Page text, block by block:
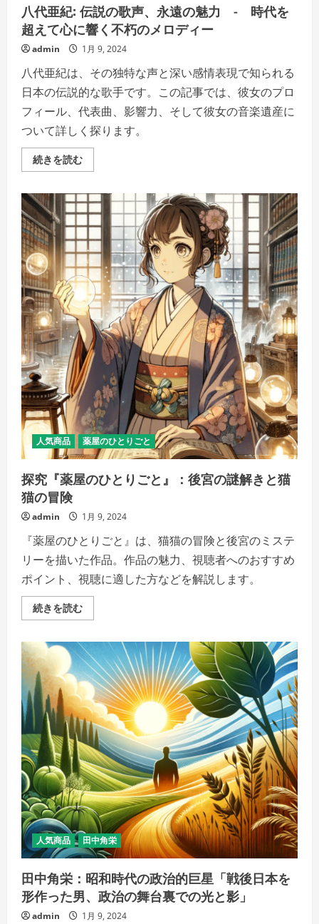
ド
メ
イ
ン
で
始
る」
の
詳
細
を
ご
覧
く
だ
八代亜紀: 伝説の歌声、永遠の魅力 - 時代を
超えて心に響く不朽のメロディー
admin 1月 9, 2024
八代亜紀は、その独特な声と深い感情表現で知られる
日本の伝説的な歌手です。この記事では、彼女のプロ
フィール、代表曲、影響力、そして彼女の音楽遺産に
ついて詳しく探ります。
続きを読む八
代
伝
説
の
歌
声、
永
遠
の
魅
力 -
時
代
を
超
え
て
心
に
響
く
不
朽
の
メ
ロ
デ
ィ
の
詳
ご
く
だ
さ
い
人気商品 薬屋のひとりごと
探究『薬屋のひとりごと』：後宮の謎解きと猫
猫の冒険
admin 1月 9, 2024
『薬屋のひとりごと』は、猫猫の冒険と後宮のミステ
リーを描いた作品。作品の魅力、視聴者へのおすすめ
ポイント、視聴に適した方などを解説します。
続きを読む探
究
の
ひ
と
り
ご
と』：
後
宮
の
謎
解
き
と
猫
猫
の
冒
険
の
詳
細
を
覧
く
だ
さ
い
人気商品 田中角栄
田中角栄：昭和時代の政治的巨星「戦後日本を
形作った男、政治の舞台裏での光と影」
admin 1月 9, 2024